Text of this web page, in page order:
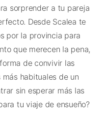
sorprender a tu pareja
Desde Scalea te
por la provincia para
que merecen la pena,
de convivir las
habituales de un
sin esperar más las
tu viaje de ensueño?